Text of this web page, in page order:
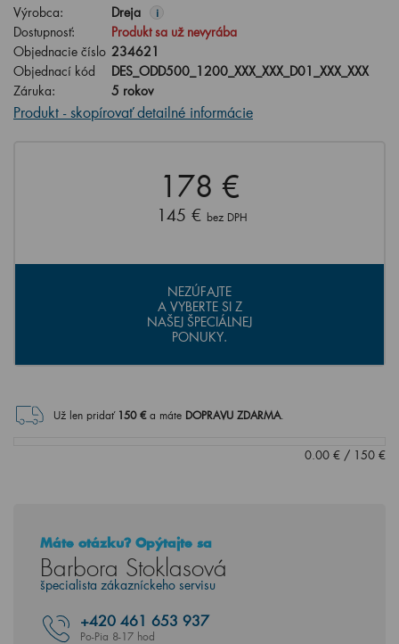
Výrobca: Dreja i
Dostupnosť:
Produkt sa už nevyrába
Objednacie číslo 234621
Objednací kód
DES_ODD500_1200_XXX_XXX_D01_XXX_XXX
Záruka:
5 rokov
Produkt - skopírovať detailné informácie
178 €
145 € bez DPH
NEZÚFAJTE
A VYBERTE SI Z
NAŠEJ ŠPECIÁLNEJ
PONUKY.
Už len pridať 150€ a máte DOPRAVU ZDARMA.
0.00 € / 150 €
Máte otázku? Opýtajte sa
Barbora Stoklasová
špecialista zákazníckeho servisu
+420 461 653 937
Po-Pia 8-17 hod